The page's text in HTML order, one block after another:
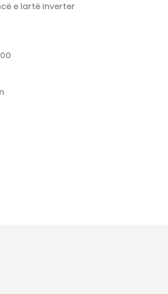
e lartë Inverter